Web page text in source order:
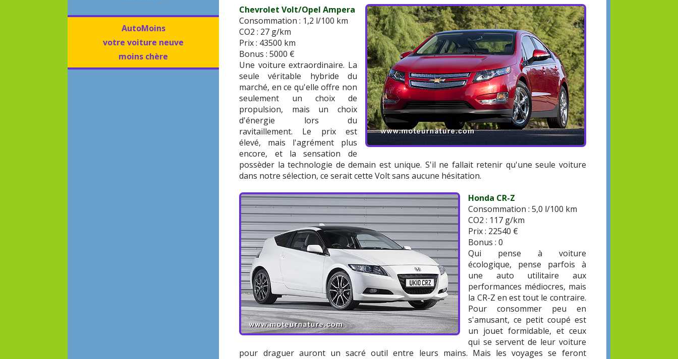
AutoMoins
votre voiture neuve
moins chère
Chevrolet Volt/Opel Ampera
Consommation : 1,2 l/100 km
CO2 : 27 g/km
Prix : 43500 km
Bonus : 5000 €
Une voiture extraordinaire. La
seule véritable hybride du
marché, en ce qu'elle offre non
seulement un choix de
propulsion, mais un choix
d'énergie lors du
ravitaillement. Le prix est
élevé, mais l'agrément plus
encore, et la sensation de
possèder la technologie de demain est unique. S'il ne fallait retenir qu'une seule voiture
dans notre sélection, ce serait cette Volt sans aucune hésitation.
Honda CR-Z
Consommation : 5,0 l/100 km
CO2 : 117 g/km
Prix : 22540 €
Bonus : 0
Qui pense à voiture
écologique, pense parfois à
une auto utilitaire aux
performances médiocres, mais
la CR-Z en est tout le contraire.
Pour consommer peu en
s'amusant, ce petit coupé est
un jouet formidable, et ceux
qui se servent de leur voiture
pour draguer auront un sacré outil entre leurs mains. Mais les voyages se feront